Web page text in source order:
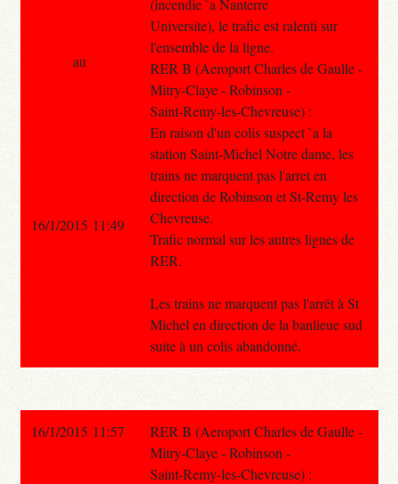
(incendie `a Nanterre
Universite), le trafic est ralenti sur
l'ensemble de la ligne.
RER B (Aeroport Charles de Gaulle -
Mitry-Claye - Robinson -
Saint-Remy-les-Chevreuse) :
En raison d'un colis suspect `a la
station Saint-Michel Notre dame, les
trains ne marquent pas l'arret en
direction de Robinson et St-Remy les
Chevreuse.
Trafic normal sur les autres lignes de
RER.
Les trains ne marquent pas l'arrêt à St
Michel en direction de la banlieue sud
suite à un colis abandonné.
au
16/1/2015 11:49
16/1/2015 11:57
RER B (Aeroport Charles de Gaulle -
Mitry-Claye - Robinson -
Saint-Remy-les-Chevreuse) :